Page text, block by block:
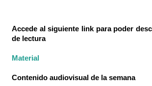
Accede al siguiente link para poder
de lectura
Material
Contenido audiovisual de la semana